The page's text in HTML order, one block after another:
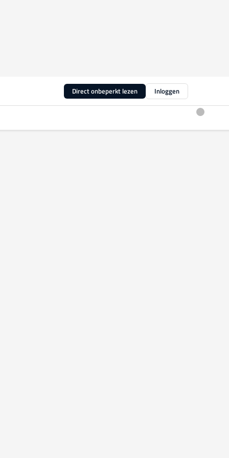
Direct onbeperkt lezen Inloggen